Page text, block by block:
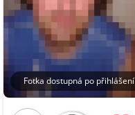
Fotka dostupná po přihlášení